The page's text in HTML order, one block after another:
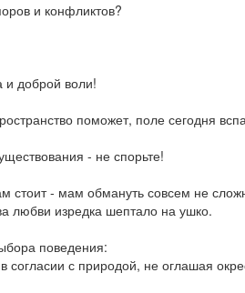
и конфликтов?
и доброй воли!
поможет, поле сегодня
- не спорьте!
стоит - мам обмануть совсем не
любви изредка шептало на ушко.
поведения:
согласии с природой, не оглашая